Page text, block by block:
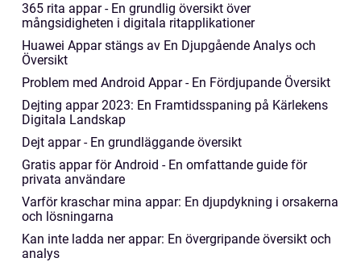
365 rita appar - En grundlig översikt över
mångsidigheten i digitala ritapplikationer
Huawei Appar stängs av En Djupgående Analys och
Översikt
Problem med Android Appar - En Fördjupande Översikt
Dejting appar 2023: En Framtidsspaning på Kärlekens
Digitala Landskap
Dejt appar - En grundläggande översikt
Gratis appar för Android - En omfattande guide för
privata användare
Varför kraschar mina appar: En djupdykning i orsakerna
och lösningarna
Kan inte ladda ner appar: En övergripande översikt och
analys